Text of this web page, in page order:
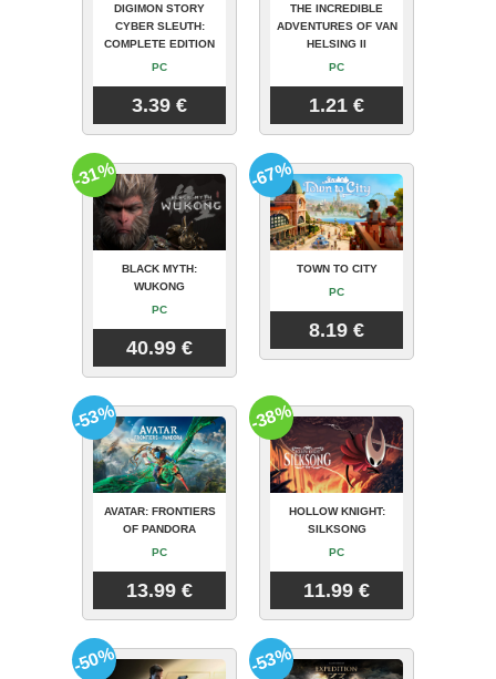
DIGIMON STORY
CYBER SLEUTH:
COMPLETE EDITION
PC
3.39 €
THE INCREDIBLE
ADVENTURES OF VAN
HELSING II
PC
1.21 €
BLACK MYTH:
WUKONG
PC
40.99 €
-31%
TOWN TO CITY
PC
8.19 €
-67%
AVATAR: FRONTIERS
OF PANDORA
PC
13.99 €
-53%
HOLLOW KNIGHT:
SILKSONG
PC
11.99 €
-38%
-50% -53%